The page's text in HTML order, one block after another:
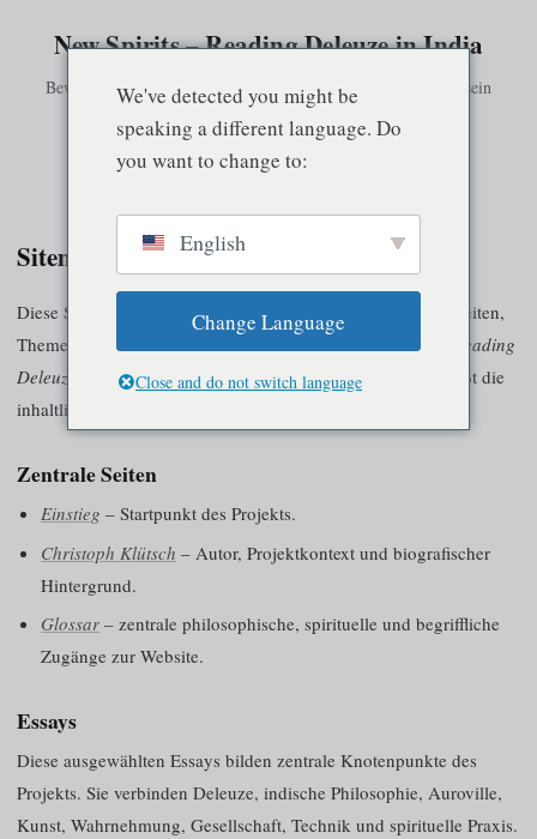
New Spirits – Reading Deleuze in India
Bewusstsein existiert nur in Verbindung mit anderem Bewusstsein
Speisekarte
Sitemap
Diese Sitemap bietet einen Überblick über die wichtigsten Seiten,
Themenbereiche, Begriffe und Beiträge von
New Spirits – Reading
Deleuze in India. Sie erleichtert die Navigation und erschließt die
inhaltlichen Zusammenhänge der Website.
Zentrale Seiten
Einstieg – Startpunkt des Projekts.
Christoph Klütsch – Autor, Projektkontext und biografischer
Hintergrund.
Glossar – zentrale philosophische, spirituelle und begriffliche
Zugänge zur Website.
Essays
Diese ausgewählten Essays bilden zentrale Knotenpunkte des
Projekts. Sie verbinden Deleuze, indische Philosophie, Auroville,
Kunst, Wahrnehmung, Gesellschaft, Technik und spirituelle Praxis.
We've detected you might be
speaking a different language. Do
you want to change to:
English
Change Language
Close and do not switch language